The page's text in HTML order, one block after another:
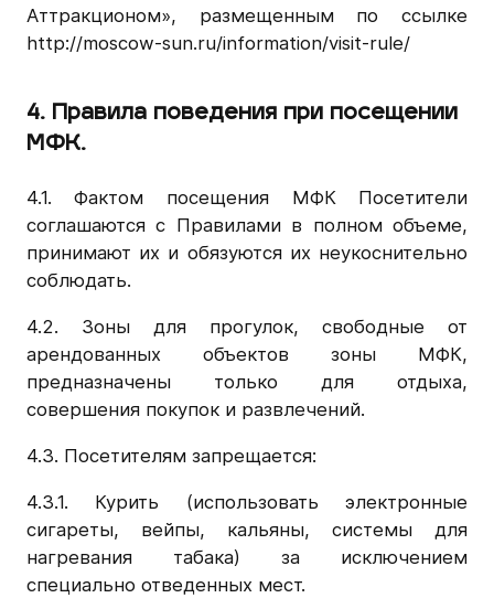
Аттракционом», размещенным по ссылке
http://moscow-sun.ru/information/visit-rule/
4. Правила поведения при посещении
МФК.
4.1. Фактом посещения МФК Посетители
соглашаются с Правилами в полном объеме,
принимают их и обязуются их неукоснительно
соблюдать.
4.2. Зоны для прогулок, свободные от
арендованных объектов зоны МФК,
предназначены только для отдыха,
совершения покупок и развлечений.
4.3. Посетителям запрещается:
4.3.1. Курить (использовать электронные
сигареты, вейпы, кальяны, системы для
нагревания табака) за исключением
специально отведенных мест.